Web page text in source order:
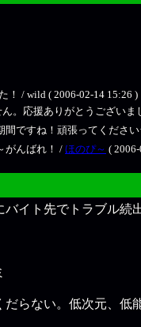
！ / wild ( 2006-02-14 15:26 )
。応援ありがとうございま
ですね！頑張ってくださ
がんばれ！ /ほのぴ～ (
イト先でトラブル続
だらない。低次元、